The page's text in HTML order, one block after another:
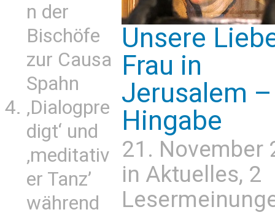
n der
Bischöfe
zur Causa
Spahn
‚Dialogpre
digt‘ und
‚meditativ
er Tanz’
während
Unsere
Frau in
Jerusalem
Hingabe
21. November
in Aktuelles, 2